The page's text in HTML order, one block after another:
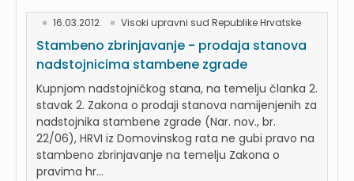
16.03.2012. Visoki upravni sud Republike Hrvatske
Stambeno zbrinjavanje - prodaja stanova
nadstojnicima stambene zgrade
Kupnjom nadstojničkog stana, na temelju članka 2.
stavak 2. Zakona o prodaji stanova namijenjenih za
nadstojnika stambene zgrade (Nar. nov., br.
22/06), HRVI iz Domovinskog rata ne gubi pravo na
stambeno zbrinjavanje na temelju Zakona o
pravima hr...